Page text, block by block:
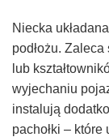
Niecka
podłożu.
lub
wyjechaniu
instalują
pachołki –